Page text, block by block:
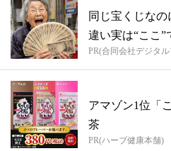
同じ宝くじな
違い実は“ここ”
PR(合同会社デジタ
アマゾン1位「
茶
PR(ハーブ健康本舗)